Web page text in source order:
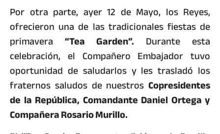
Por otra parte, ayer 12 de Mayo, los Reyes,
ofrecieron una de las tradicionales fiestas de
primavera “Tea Garden”. Durante esta
celebración, el Compañero Embajador tuvo
oportunidad de saludarlos y les trasladó los
fraternos saludos de nuestros Copresidentes
de la República, Comandante Daniel Ortega y
Compañera Rosario Murillo.